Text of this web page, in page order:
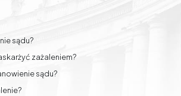
sądu?
zażaleniem?
sądu?